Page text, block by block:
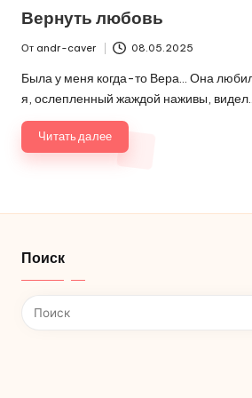
Вернуть любовь
от
От andr-caver 08.05.2025
Была у меня когда-то Вера... Она
я, ослепленный жаждой наживы,
Читать далее
Поиск